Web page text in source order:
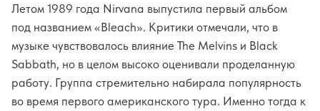
Летом 1989 года Nirvana выпустила первый альбом
под названием «Bleach». Критики отмечали, что в
музыке чувствовалось влияние The Melvins и Black
Sabbath, но в целом высоко оценивали проделанную
работу. Группа стремительно набирала популярность
во время первого американского тура. Именно тогда к